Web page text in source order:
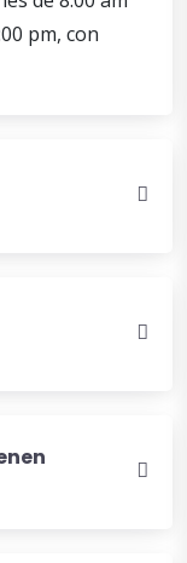
pm, con